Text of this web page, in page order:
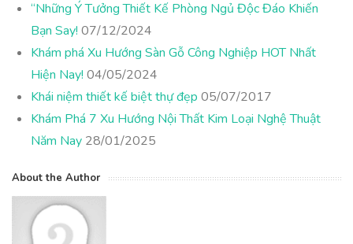
“Những Ý Tưởng Thiết Kế Phòng Ngủ Độc Đáo Khiến
Bạn Say! 07/12/2024
Khám phá Xu Hướng Sàn Gỗ Công Nghiệp HOT Nhất
Hiện Nay! 04/05/2024
Khái niệm thiết kế biệt thự đẹp 05/07/2017
Khám Phá 7 Xu Hướng Nội Thất Kim Loại Nghệ Thuật
Năm Nay 28/01/2025
About the Author